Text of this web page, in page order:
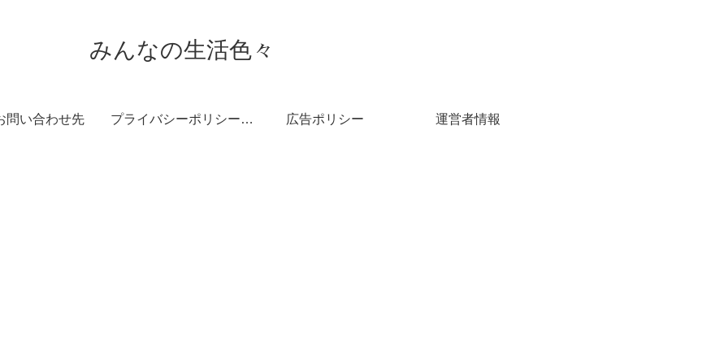
みんなの生活色々
問い合わせ先 プライバシーポリシー・免責事項 広告ポリシー 運営者情報